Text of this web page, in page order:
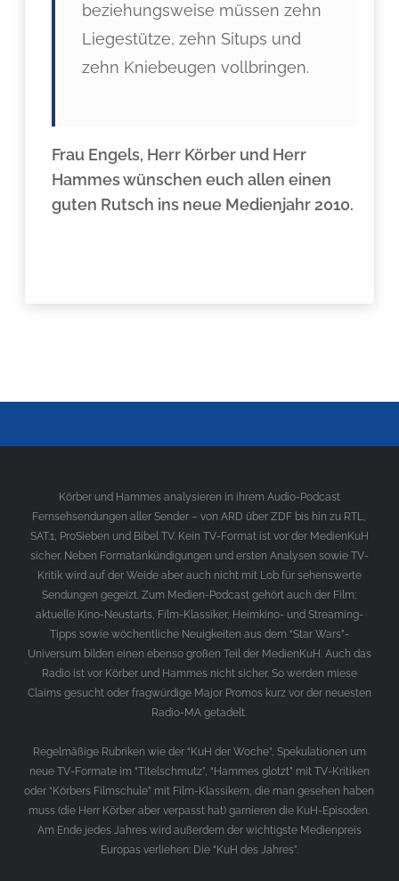
beziehungsweise müssen zehn
Liegestütze, zehn Situps und
zehn Kniebeugen vollbringen.
Frau Engels, Herr Körber und Herr
Hammes wünschen euch allen einen
guten Rutsch ins neue Medienjahr 2010.
Körber und Hammes analysieren in ihrem Audio-Podcast
Fernsehsendungen aller Sender – von ARD über ZDF bis hin zu RTL,
SAT.1, ProSieben und Bibel TV. Kein TV-Format ist vor der MedienKuH
sicher. Neben Formatankündigungen und ersten Analysen sowie TV-
Kritik wird auf der Weide aber auch nicht mit Lob für sehenswerte
Sendungen gegeizt. Zum Medien-Podcast gehört auch der Film;
aktuelle Kino-Neustarts, Film-Klassiker, Heimkino- und Streaming-
Tipps sowie wöchentliche Neuigkeiten aus dem “Star Wars”-
Universum bilden einen ebenso großen Teil der MedienKuH. Auch das
Radio ist vor Körber und Hammes nicht sicher. So werden miese
Claims gesucht oder fragwürdige Major Promos kurz vor der neuesten
Radio-MA getadelt.
Regelmäßige Rubriken wie der “KuH der Woche”, Spekulationen um
neue TV-Formate im “Titelschmutz”, “Hammes glotzt” mit TV-Kritiken
oder “Körbers Filmschule” mit Film-Klassikern, die man gesehen haben
muss (die Herr Körber aber verpasst hat) garnieren die KuH-Episoden.
Am Ende jedes Jahres wird außerdem der wichtigste Medienpreis
Europas verliehen: Die “KuH des Jahres”.